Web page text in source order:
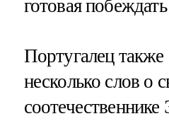
готовая
Португалец также
несколько слов о